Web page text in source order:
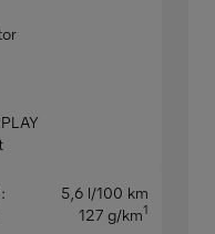
5,6 l/100 km
127 g/km1